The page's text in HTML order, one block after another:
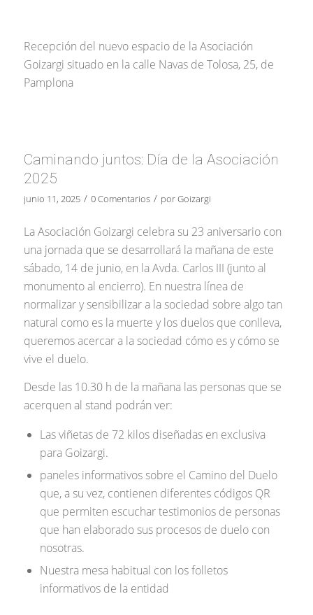
Recepción del nuevo espacio de la Asociación
Goizargi situado en la calle Navas de Tolosa, 25, de
Pamplona
Caminando juntos: Día de la Asociación
2025
junio 11, 2025 / 0 Comentarios / porGoizargi
La Asociación Goizargi celebra su 23 aniversario con
una jornada que se desarrollará la mañana de este
sábado, 14 de junio, en la Avda. Carlos III (junto al
monumento al encierro). En nuestra línea de
normalizar y sensibilizar a la sociedad sobre algo tan
natural como es la muerte y los duelos que conlleva,
queremos acercar a la sociedad cómo es y cómo se
vive el duelo.
Desde las 10.30 h de la mañana las personas que se
acerquen al stand podrán ver:
Las viñetas de 72 kilos diseñadas en exclusiva
para Goizargi.
paneles informativos sobre el Camino del Duelo
que, a su vez, contienen diferentes códigos QR
que permiten escuchar testimonios de personas
que han elaborado sus procesos de duelo con
nosotras.
Nuestra mesa habitual con los folletos
informativos de la entidad